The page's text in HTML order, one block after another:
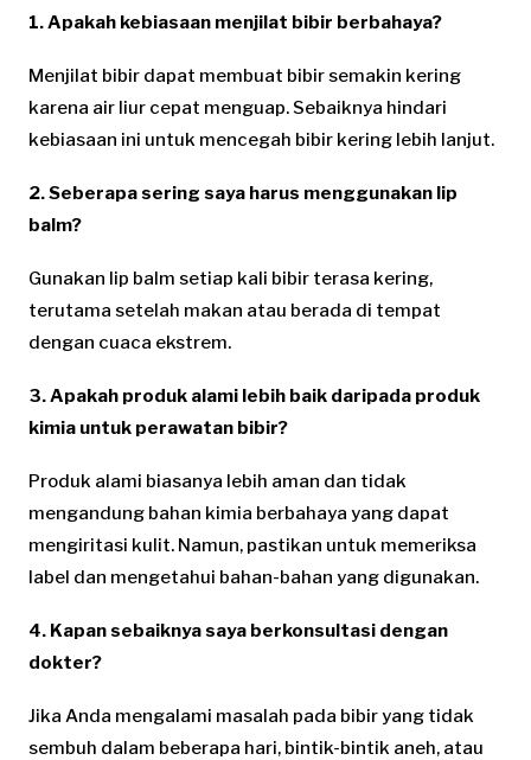
1. Apakah kebiasaan menjilat bibir berbahaya?
Menjilat bibir dapat membuat bibir semakin kering
karena air liur cepat menguap. Sebaiknya hindari
kebiasaan ini untuk mencegah bibir kering lebih lanjut.
2. Seberapa sering saya harus menggunakan lip
balm?
Gunakan lip balm setiap kali bibir terasa kering,
terutama setelah makan atau berada di tempat
dengan cuaca ekstrem.
3. Apakah produk alami lebih baik daripada produk
kimia untuk perawatan bibir?
Produk alami biasanya lebih aman dan tidak
mengandung bahan kimia berbahaya yang dapat
mengiritasi kulit. Namun, pastikan untuk memeriksa
label dan mengetahui bahan-bahan yang digunakan.
4. Kapan sebaiknya saya berkonsultasi dengan
dokter?
Jika Anda mengalami masalah pada bibir yang tidak
sembuh dalam beberapa hari, bintik-bintik aneh, atau